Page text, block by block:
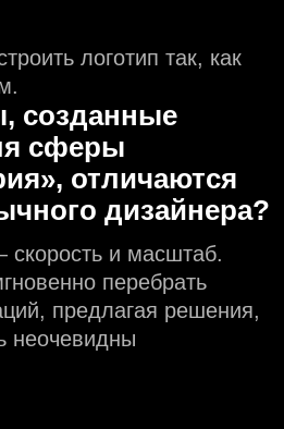
логотип так, как
созданные
сферы
отличаются
дизайнера?
и масштаб.
перебрать
предлагая решения,
неочевидны